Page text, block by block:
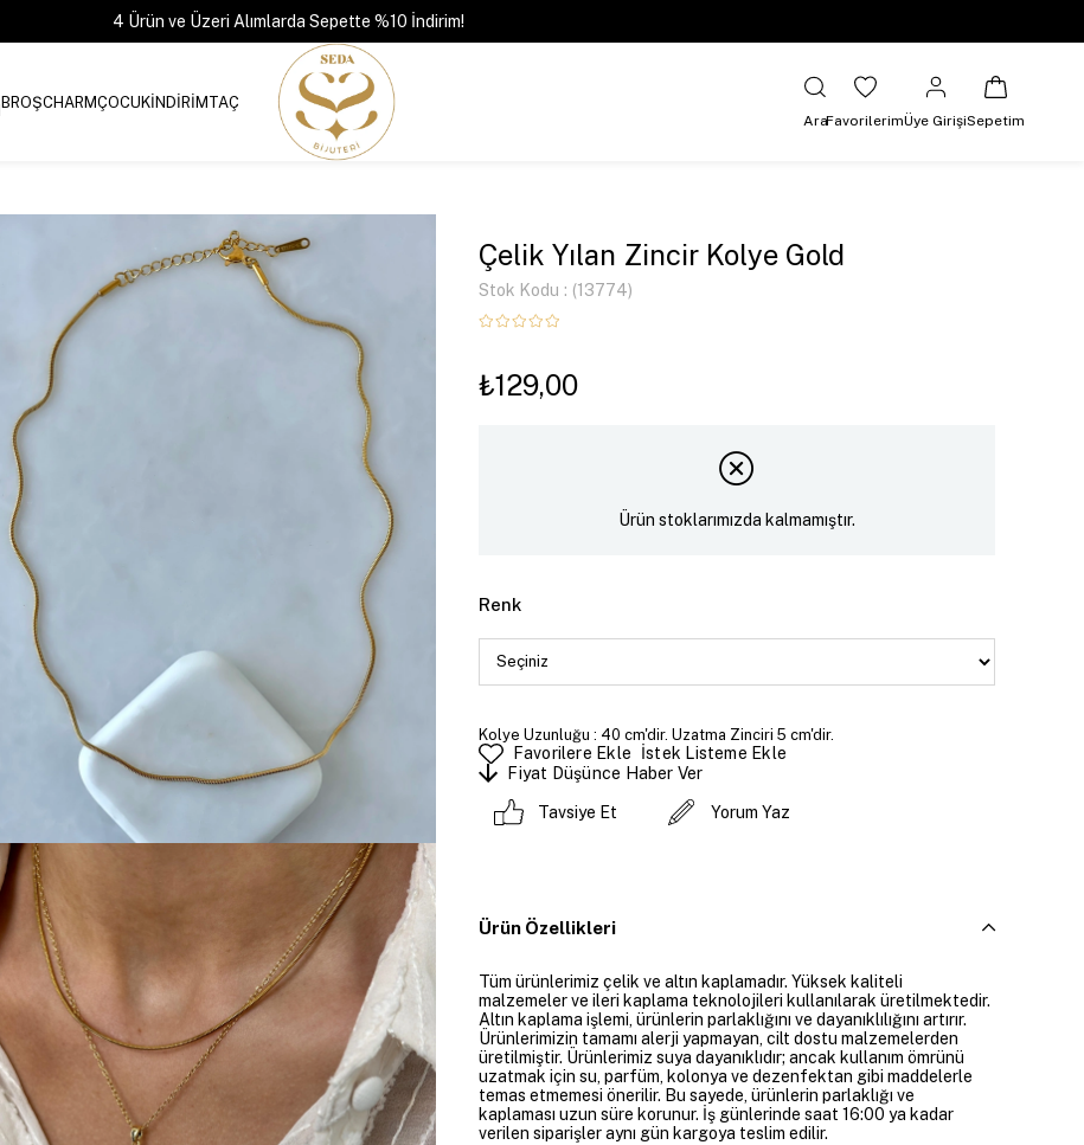
4 Ürün ve Üzeri Alımlarda Sepette %10 İndirim!
BROŞCHARMÇOCUKİNDİRİMTAÇ
AraFavorilerimÜye GirişiSepetim
Çelik Yılan Zincir Kolye Gold
Stok Kodu (13774)
₺129,00
Ürün stoklarımızda kalmamıştır.
Renk
Kolye Uzunluğu : 40 cm'dir. Uzatma Zinciri 5 cm'dir.
Favorilere Ekle
İstek Listeme Ekle
Fiyat Düşünce Haber Ver
Tavsiye Et Yorum Yaz
Ürün Özellikleri
Tüm ürünlerimiz çelik ve altın kaplamadır. Yüksek kaliteli
malzemeler ve ileri kaplama teknolojileri kullanılarak üretilmektedir.
Altın kaplama işlemi, ürünlerin parlaklığını ve dayanıklılığını artırır.
Ürünlerimizin tamamı alerji yapmayan, cilt dostu malzemelerden
üretilmiştir. Ürünlerimiz suya dayanıklıdır; ancak kullanım ömrünü
uzatmak için su, parfüm, kolonya ve dezenfektan gibi maddelerle
temas etmemesi önerilir. Bu sayede, ürünlerin parlaklığı ve
kaplaması uzun süre korunur. İş günlerinde saat 16:00 ya kadar
verilen siparişler aynı gün kargoya teslim edilir.